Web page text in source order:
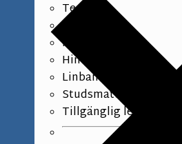
Temalek
Balansbana
Klätterlek
Hinderbana
Linbanor
Studsmattor
Tillgänglig lek